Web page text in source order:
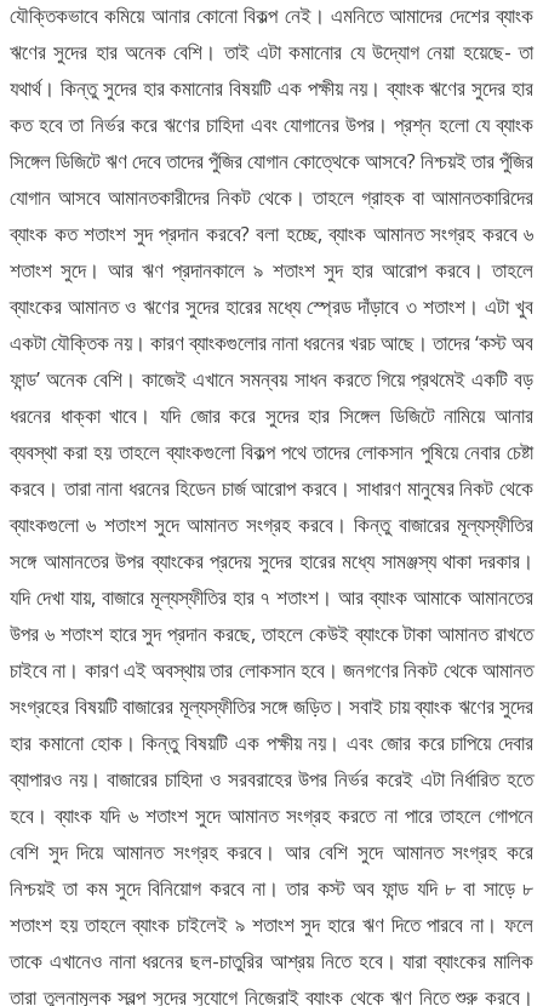
যৌক্তিকভাবে কমিয়ে আনার কোনো বিকল্প নেই। এমনিতে আমাদের দেশের ব্যাংক
ঋণের সুদের হার অনেক বেশি। তাই এটা কমানোর যে উদ্যোগ নেয়া হয়েছে- তা
যথার্থ। কিন্তু সুদের হার কমানোর বিষয়টি এক পক্ষীয় নয়। ব্যাংক ঋণের সুদের হার
কত হবে তা নির্ভর করে ঋণের চাহিদা এবং যোগানের উপর। প্রশ্ন হলো যে ব্যাংক
সিঙ্গেল ডিজিটে ঋণ দেবে তাদের পুঁজির যোগান কোত্থেকে আসবে? নিশ্চয়ই তার পুঁজির
যোগান আসবে আমানতকারীদের নিকট থেকে। তাহলে গ্রাহক বা আমানতকারিদের
ব্যাংক কত শতাংশ সুদ প্রদান করবে? বলা হচ্ছে, ব্যাংক আমানত সংগ্রহ করবে ৬
শতাংশ সুদে। আর ঋণ প্রদানকালে ৯ শতাংশ সুদ হার আরোপ করবে। তাহলে
ব্যাংকের আমানত ও ঋণের সুদের হারের মধ্যে স্প্রেড দাঁড়াবে ৩ শতাংশ। এটা খুব
একটা যৌক্তিক নয়। কারণ ব্যাংকগুলোর নানা ধরনের খরচ আছে। তাদের ‘কস্ট অব
ফান্ড’ অনেক বেশি। কাজেই এখানে সমন্বয় সাধন করতে গিয়ে প্রথমেই একটি বড়
ধরনের ধাক্কা খাবে। যদি জোর করে সুদের হার সিঙ্গেল ডিজিটে নামিয়ে আনার
ব্যবস্থা করা হয় তাহলে ব্যাংকগুলো বিকল্প পথে তাদের লোকসান পুষিয়ে নেবার চেষ্টা
করবে। তারা নানা ধরনের হিডেন চার্জ আরোপ করবে। সাধারণ মানুষের নিকট থেকে
ব্যাংকগুলো ৬ শতাংশ সুদে আমানত সংগ্রহ করবে। কিন্তু বাজারের মূল্যস্ফীতির
সঙ্গে আমানতের উপর ব্যাংকের প্রদেয় সুদের হারের মধ্যে সামঞ্জস্য থাকা দরকার।
যদি দেখা যায়, বাজারে মূল্যস্ফীতির হার ৭ শতাংশ। আর ব্যাংক আমাকে আমানতের
উপর ৬ শতাংশ হারে সুদ প্রদান করছে, তাহলে কেউই ব্যাংকে টাকা আমানত রাখতে
চাইবে না। কারণ এই অবস্থায় তার লোকসান হবে। জনগণের নিকট থেকে আমানত
সংগ্রহের বিষয়টি বাজারের মূল্যস্ফীতির সঙ্গে জড়িত। সবাই চায় ব্যাংক ঋণের সুদের
হার কমানো হোক। কিন্তু বিষয়টি এক পক্ষীয় নয়। এবং জোর করে চাপিয়ে দেবার
ব্যাপারও নয়। বাজারের চাহিদা ও সরবরাহের উপর নির্ভর করেই এটা নির্ধারিত হতে
হবে। ব্যাংক যদি ৬ শতাংশ সুদে আমানত সংগ্রহ করতে না পারে তাহলে গোপনে
বেশি সুদ দিয়ে আমানত সংগ্রহ করবে। আর বেশি সুদে আমানত সংগ্রহ করে
নিশ্চয়ই তা কম সুদে বিনিয়োগ করবে না। তার কস্ট অব ফান্ড যদি ৮ বা সাড়ে ৮
শতাংশ হয় তাহলে ব্যাংক চাইলেই ৯ শতাংশ সুদ হারে ঋণ দিতে পারবে না। ফলে
তাকে এখানেও নানা ধরনের ছল-চাতুরির আশ্রয় নিতে হবে। যারা ব্যাংকের মালিক
তারা তুলনামূলক স্বল্প সুদের সুযোগে নিজেরাই ব্যাংক থেকে ঋণ নিতে শুরু করবে।